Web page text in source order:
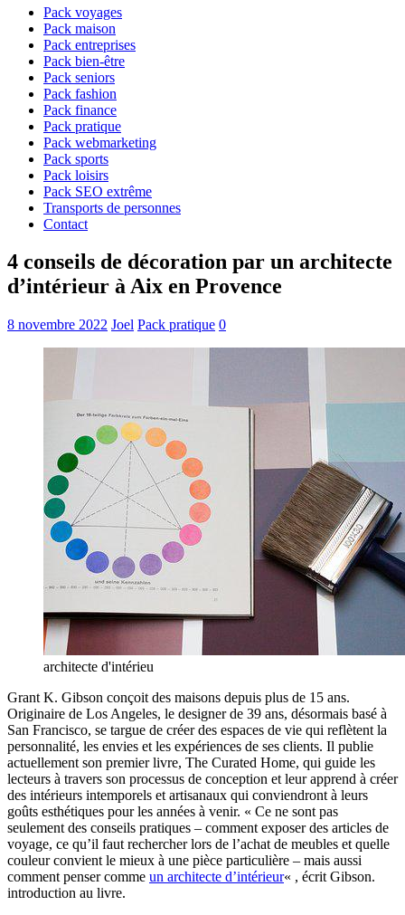
Pack voyages
Pack maison
Pack entreprises
Pack bien-être
Pack seniors
Pack fashion
Pack finance
Pack pratique
Pack webmarketing
Pack sports
Pack loisirs
Pack SEO extrême
Transports de personnes
Contact
4 conseils de décoration par un architecte
d’intérieur à Aix en Provence
8 novembre 2022 Joel Pack pratique 0
architecte d'intérieu
Grant K. Gibson conçoit des maisons depuis plus de 15 ans.
Originaire de Los Angeles, le designer de 39 ans, désormais basé à
San Francisco, se targue de créer des espaces de vie qui reflètent la
personnalité, les envies et les expériences de ses clients. Il publie
actuellement son premier livre, The Curated Home, qui guide les
lecteurs à travers son processus de conception et leur apprend à créer
des intérieurs intemporels et artisanaux qui conviendront à leurs
goûts esthétiques pour les années à venir. « Ce ne sont pas
seulement des conseils pratiques – comment exposer des articles de
voyage, ce qu’il faut rechercher lors de l’achat de meubles et quelle
couleur convient le mieux à une pièce particulière – mais aussi
comment penser comme un architecte d’intérieur« , écrit Gibson.
introduction au livre.